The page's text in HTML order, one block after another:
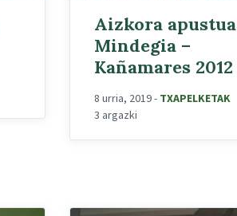
Aizkora apustua
Mindegia –
Kañamares 2012
8 urria, 2019- TXAPELKETAK
3 argazki